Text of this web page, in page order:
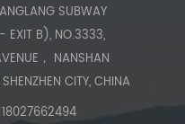
SUBWAY
EXIT B), NO.3333,
， NANSHAN
SHENZHEN CITY, CHINA